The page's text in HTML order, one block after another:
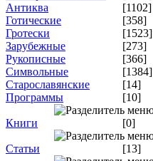
Антиква
[1102]
Готические
[358]
Гротески
[1523]
Зарубежные
[273]
Рукописные
[366]
Символьные
[1384]
Старославянские
[14]
Программы
[10]
Книги [0]
Статьи [13]